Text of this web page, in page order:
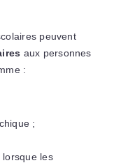
peuvent
aux personnes
:
;
les